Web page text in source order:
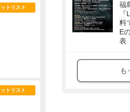
トリスト
トリスト
福
料
E
表
も